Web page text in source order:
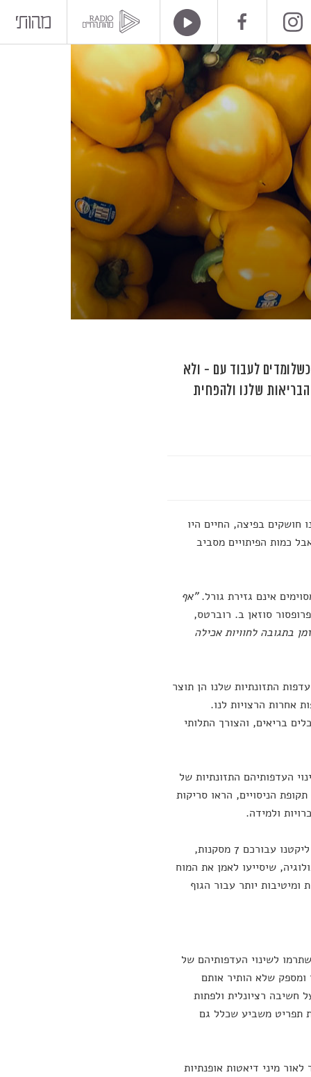
לעבוד עם - ולא
שלנו ולהפחית
חושקים בפיצה, החיים היו
כמות הפיתויים מסביב
אינם גזירת גורל."אף
סוזאן ב. רוברטס,
בתגובה לחוויות אכילה
התזונתיות שלנו הן תוצר
אחרות הרצויות לנו.
בריאים, והצורך התלותי
העדפותיהם התזונתיות של
הניסויים, הראו סריקות
ולמידה.
כיצד הצליחו רוברטס ועמיתיה להשיג זאת? וכיצד נוכל ליישם זאת גם אנחנו? ליקטנו עבורכם 7 מסקנות,
שיסייעו לאמן את המוח
ומיטיבות יותר עבור הגוף
לשינוי העדפותיהם של
ומספק שלא הותיר אותם
חשיבה רציונלית ולפתות
תפריט משביע שכלל גם
מיני דיאטות אופנתיות